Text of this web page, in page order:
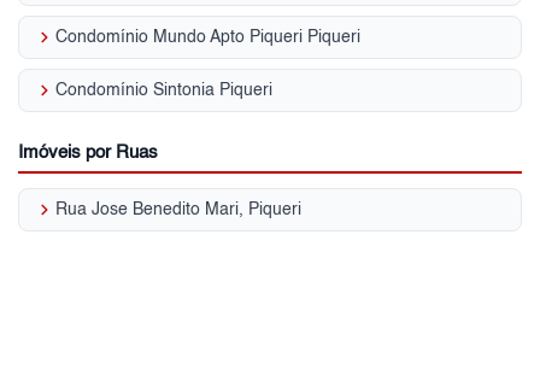
keyboard_arrow_right Condomínio Mundo Apto Piqueri Piqueri
keyboard_arrow_right Condomínio Sintonia Piqueri
Imóveis por Ruas
keyboard_arrow_right Rua Jose Benedito Mari, Piqueri